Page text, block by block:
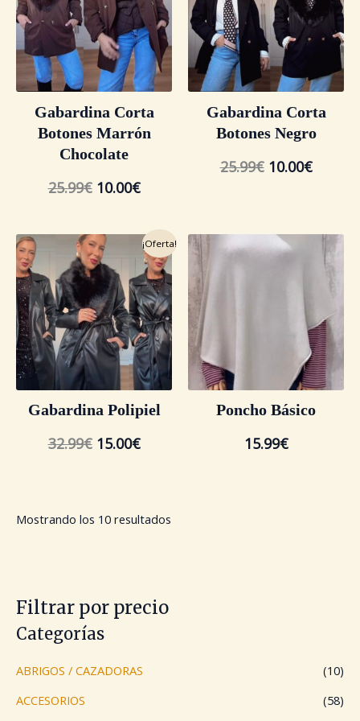
Filtrar por precio
Categorías
ABRIGOS / CAZADORAS
(10)
ACCESORIOS
(58)
Gabardina Corta
Botones Marrón
Chocolate
25.99€
25.99€.
10.00€
10.00€.
Gabardina Corta
Botones Negro
25.99€
25.99€.
10.00€
10.00€.
¡Oferta!
Gabardina Polipiel
32.99€
El
precio
original
era:
32.99€.
15.00€
El
precio
actual
es:
15.00€.
Poncho Básico
15.99€
Mostrando los 10 resultados